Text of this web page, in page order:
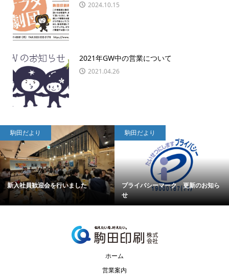
2024.10.15
2021年GW中の営業について
2021.04.26
駒田だより
新入社員歓迎会を行いました
駒田だより
プライバシーマーク 更新のお知ら
せ
ホーム
営業案内